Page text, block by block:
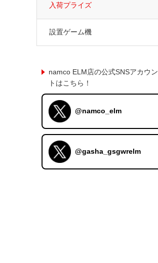
入荷プライズ
設置ゲーム機
namco ELM店の公式SNSアカウン
トはこちら！
@namco_elm
@gasha_gsgwrelm